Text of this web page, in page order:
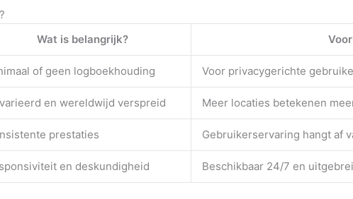
Wat is belangrijk?
of geen logboekhouding Voor privacygerichte
en wereldwijd verspreid Meer locaties betekenen
prestaties Gebruikerservaring hangt af
en deskundigheid Beschikbaar 24/7 en